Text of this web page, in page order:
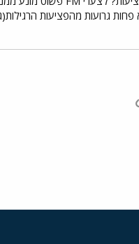
גרועות מהפציעות
אלקטרוני